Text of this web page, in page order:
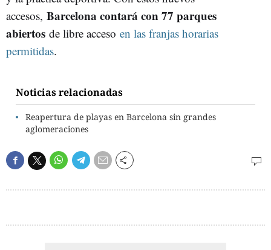
accesos, Barcelona contará con 77 parques
abiertos de libre acceso en las franjas horarias
permitidas.
Noticias relacionadas
Reapertura de playas en Barcelona sin grandes
aglomeraciones